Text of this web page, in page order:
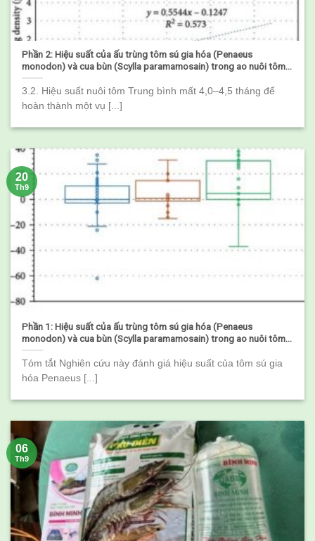
Phần 2: Hiệu suất của ấu trùng tôm sú gia hóa (Penaeus
monodon) và cua bùn (Scylla paramamosain) trong ao nuôi tôm
lúa quảng canh
3.2. Hiệu suất nuôi tôm Trung bình mất 4,0–4,5 tháng để
hoàn thành một vụ [...]
Phần 1: Hiệu suất của ấu trùng tôm sú gia hóa (Penaeus
monodon) và cua bùn (Scylla paramamosain) trong ao nuôi tôm
lúa quảng canh
Tóm tắt Nghiên cứu này đánh giá hiệu suất của tôm sú gia
hóa Penaeus [...]
20
Th9
06
Th9